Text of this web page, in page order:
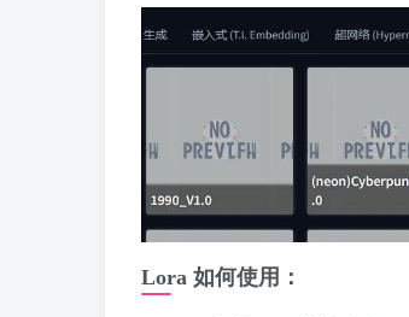
Lora 如何使用：